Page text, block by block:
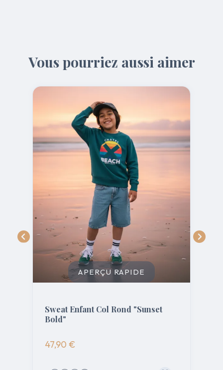
Vous pourriez aussi aimer
APERÇU RAPIDE
Sweat Enfant Col Rond "Sunset
Bold"
47,90 €